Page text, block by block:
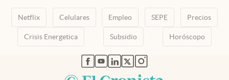
Netflix Celulares Empleo SEPE Precios
Crisis Energetica Subsidio Horóscopo
abre en nueva pestaña
abre en nueva pestaña
abre en nueva pestaña
abre en nueva pestaña
abre en nueva pestaña